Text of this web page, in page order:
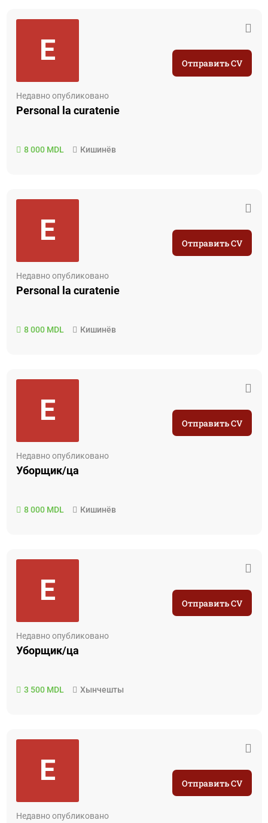
E
Недавно опубликовано
Personal la curatenie
8 000 MDL Кишинёв
Отправить CV
E
Недавно опубликовано
Personal la curatenie
8 000 MDL Кишинёв
Отправить CV
E
Недавно опубликовано
Уборщик/ца
8 000 MDL Кишинёв
Отправить CV
E
Недавно опубликовано
Уборщик/ца
3 500 MDL Хынчешты
Отправить CV
E
Недавно опубликовано
Отправить CV